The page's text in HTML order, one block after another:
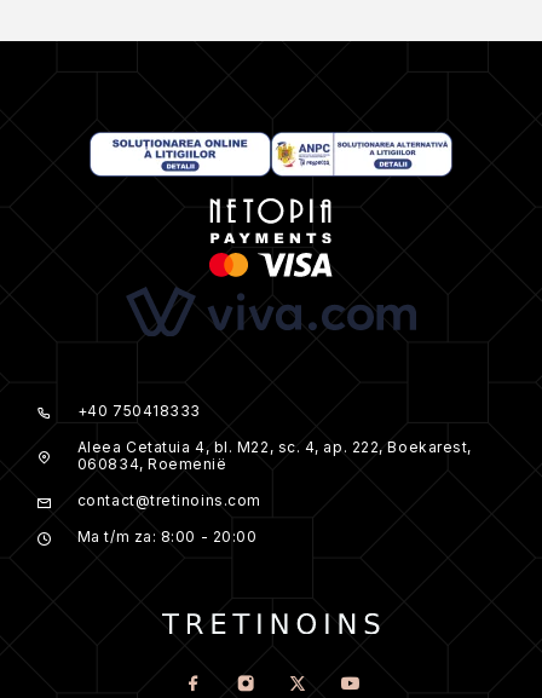
+40 750418333
Aleea Cetatuia 4, bl. M22, sc. 4, ap. 222, Boekarest,
060834, Roemenië
contact@tretinoins.com
Ma t/m za: 8:00 - 20:00